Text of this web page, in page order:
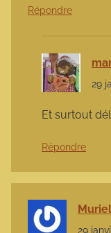
Répondre
29
Et surtout
Répondre
Muriel
29